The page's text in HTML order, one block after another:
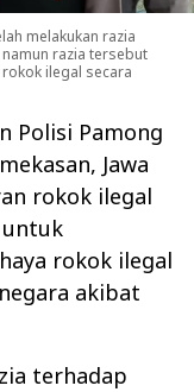
melakukan razia
razia tersebut
ilegal secara
Polisi Pamong
Jawa
rokok ilegal
untuk
rokok ilegal
akibat
terhadap